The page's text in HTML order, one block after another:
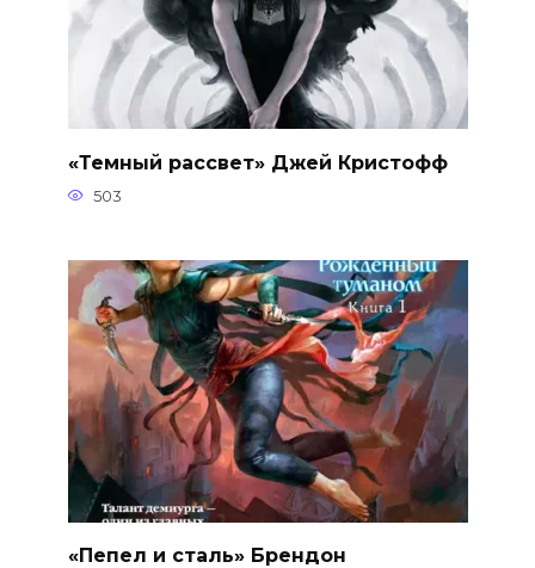
«Темный рассвет» Джей Кристофф
503
«Пепел и сталь» Брендон